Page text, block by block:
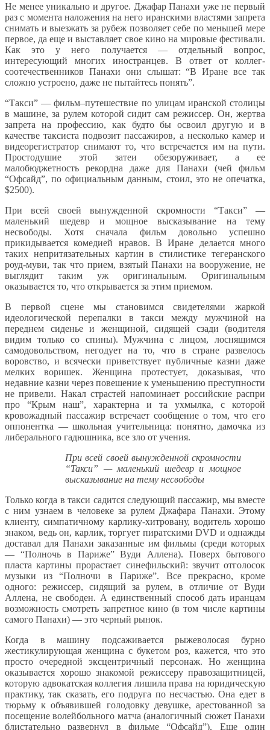
Не менее уникально и другое. Джафар Панахи уже не первый
раз с момента наложения на него иранскими властями запрета
снимать и выезжать за рубеж позволяет себе по меньшей мере
первое, да еще и выставляет свое кино на мировые фестивали.
Как это у него получается — отдельный вопрос,
интересующий многих иностранцев. В ответ от коллег-
соотечественников Панахи они слышат: “В Иране все так
сложно устроено, даже не пытайтесь понять”.
“Такси” — фильм–путешествие по улицам иранской столицы
в машине, за рулем которой сидит сам режиссер. Он, жертва
запрета на профессию, как будто бы освоил другую и в
качестве таксиста подвозит пассажиров, а несколько камер и
видеорегистратор снимают то, что встречается им на пути.
Простодушие этой затеи обезоруживает, а ее
малобюджетность рекордна даже для Панахи (чей фильм
“Офсайд”, по официальным данным, стоил, это не опечатка,
$2500).
При всей своей вынужденной скромности “Такси” —
маленький шедевр и мощное высказывание на тему
несвободы. Хотя сначала фильм довольно успешно
прикидывается комедией нравов. В Иране делается много
таких непритязательных картин в стилистике тегеранского
роуд-муви, так что прием, взятый Панахи на вооружение, не
выглядит таким уж оригинальным. Оригинальным
оказывается то, что открывается за этим приемом.
В первой сцене мы становимся свидетелями жаркой
идеологической перепалки в такси между мужчиной на
переднем сиденье и женщиной, сидящей сзади (водителя
видим только со спины). Мужчина с лицом, лоснящимся
самодовольством, негодует на то, что в стране развелось
воровство, и всячески приветствует публичные казни даже
мелких воришек. Женщина протестует, доказывая, что
недавние казни через повешение к уменьшению преступности
не привели. Накал страстей напоминает российские распри
про “Крым наш”, характерна и та ухмылка, с которой
кровожадный пассажир встречает сообщение о том, что его
оппонентка — школьная учительница: понятно, дамочка из
либерального гадюшника, все зло от учения.
При всей своей вынужденной скромности
“Такси” — маленький шедевр и мощное
высказывание на тему несвободы
Только когда в такси садится следующий пассажир, мы вместе
с ним узнаем в человеке за рулем Джафара Панахи. Этому
клиенту, симпатичному карлику-хитровану, водитель хорошо
знаком, ведь он, карлик, торгует пиратскими DVD и однажды
доставал для Панахи заказанные им фильмы (среди которых
— “Полночь в Париже” Вуди Аллена). Поверх бытового
пласта картины прорастает синефильский: звучит отголосок
музыки из “Полночи в Париже”. Все прекрасно, кроме
одного: режиссер, сидящий за рулем, в отличие от Вуди
Аллена, не свободен. А единственный способ дать иранцам
возможность смотреть запретное кино (в том числе картины
самого Панахи) — это черный рынок.
Когда в машину подсаживается рыжеволосая бурно
жестикулирующая женщина с букетом роз, кажется, что это
просто очередной эксцентричный персонаж. Но женщина
оказывается хорошо знакомой режиссеру правозащитницей,
которую адвокатская коллегия лишила права на юридическую
практику, так сказать, его подруга по несчастью. Она едет в
тюрьму к объявившей голодовку девушке, арестованной за
посещение волейбольного матча (аналогичный сюжет Панахи
блистательно развернул в фильме “Офсайд”). Еще один